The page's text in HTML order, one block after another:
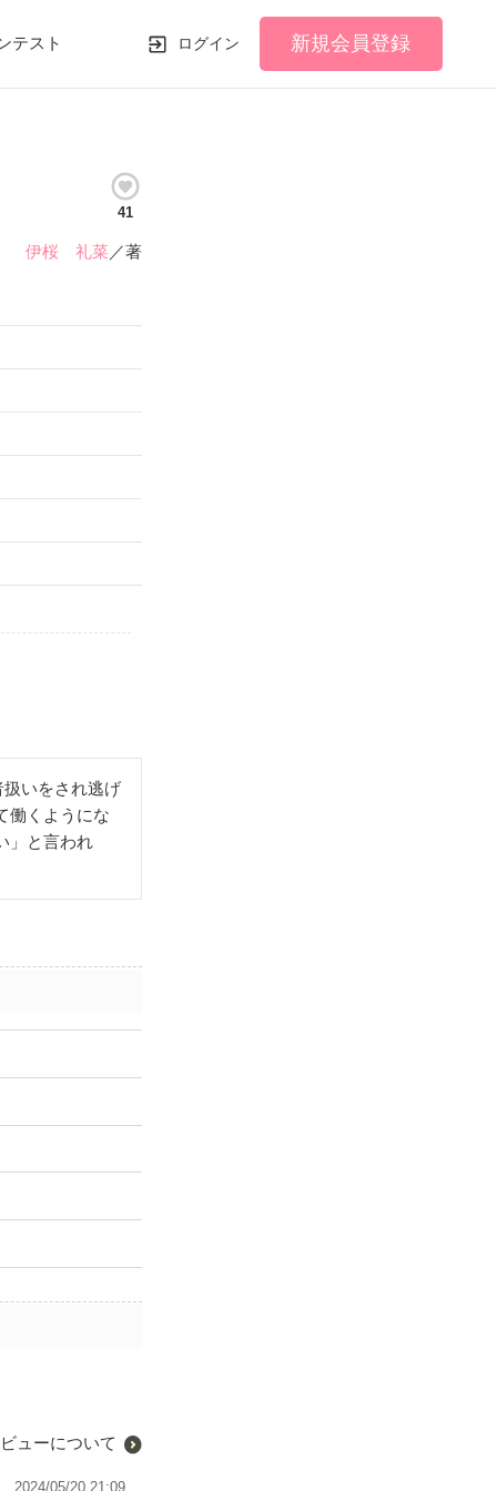
テスト ログイン 新規会員登録
41
伊桜 礼菜 ／著
いをされ逃げ
働くようにな
」と言われ
ューについて
2024/05/20 21:09